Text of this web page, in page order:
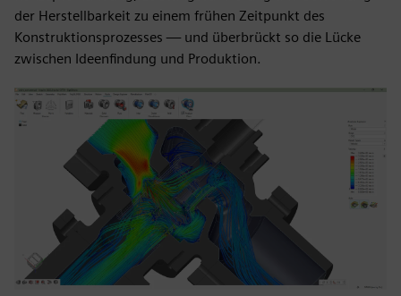
der Herstellbarkeit zu einem frühen Zeitpunkt des
Konstruktionsprozesses — und überbrückt so die Lücke
zwischen Ideenfindung und Produktion.